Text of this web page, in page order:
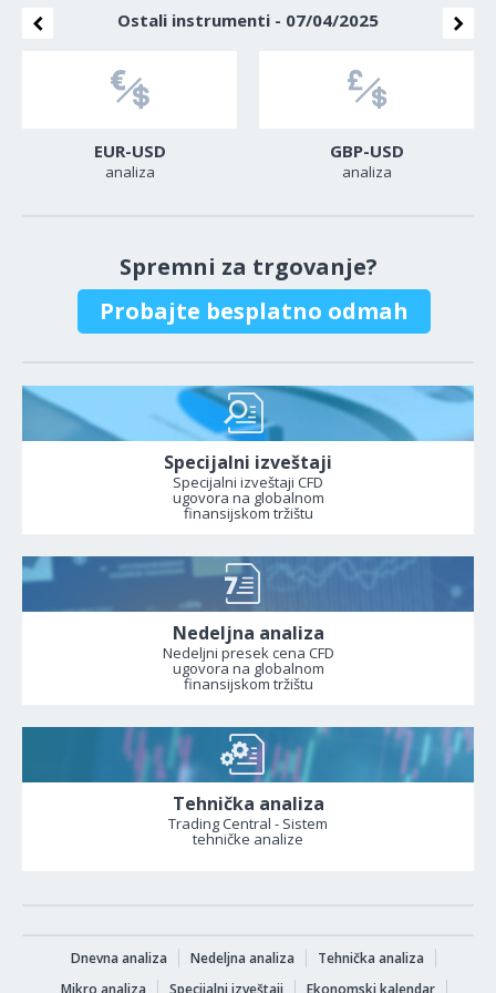
Ostali instrumenti - 07/04/2025
EUR-USD
analiza
GBP-USD
analiza
Spremni za trgovanje?
Probajte besplatno odmah
Specijalni izveštaji
Specijalni izveštaji CFD
ugovora na globalnom
finansijskom tržištu
Nedeljna analiza
Nedeljni presek cena CFD
ugovora na globalnom
finansijskom tržištu
Tehnička analiza
Trading Central - Sistem
tehničke analize
Dnevna analiza Nedeljna analiza
Tehnička analiza
Mikro analiza
Specijalni izveštaji Ekonomski kalendar